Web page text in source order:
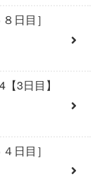
日目］
3日目】
日目］